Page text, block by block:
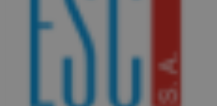
Rozwiązania